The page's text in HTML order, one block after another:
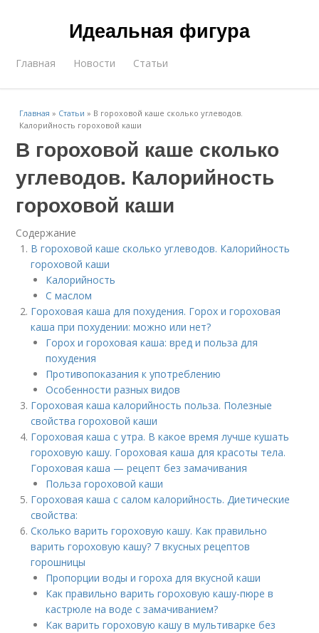
Идеальная фигура
Главная Новости Статьи
Главная » Статьи » В гороховой каше сколько углеводов.
Калорийность гороховой каши
В гороховой каше сколько
углеводов. Калорийность
гороховой каши
Содержание
В гороховой каше сколько углеводов. Калорийность
гороховой каши
Калорийность
С маслом
Гороховая каша для похудения. Горох и гороховая
каша при похудении: можно или нет?
Горох и гороховая каша: вред и польза для
похудения
Противопоказания к употреблению
Особенности разных видов
Гороховая каша калорийность польза. Полезные
свойства гороховой каши
Гороховая каша с утра. В какое время лучше кушать
гороховую кашу. Гороховая каша для красоты тела.
Гороховая каша — рецепт без замачивания
Польза гороховой каши
Гороховая каша с салом калорийность. Диетические
свойства:
Сколько варить гороховую кашу. Как правильно
варить гороховую кашу? 7 вкусных рецептов
горошницы
Пропорции воды и гороха для вкусной каши
Как правильно варить гороховую кашу-пюре в
кастрюле на воде с замачиванием?
Как варить гороховую кашу в мультиварке без